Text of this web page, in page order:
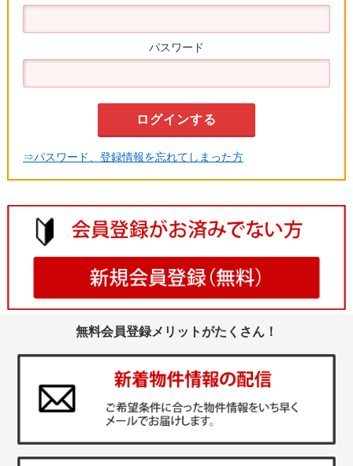
パスワード
⇒パスワード、登録情報を忘れてしまった方
無料会員登録メリットがたくさん！